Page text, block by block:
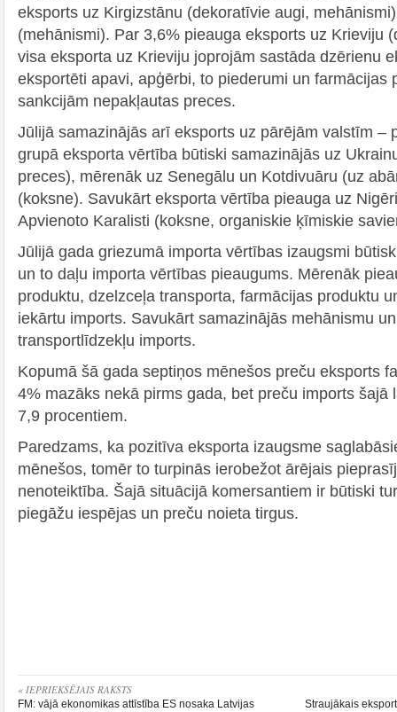
eksports uz Kirgizstānu (dekoratīvie augi,
(mehānismi). Par 3,6% pieauga eksports uz Krieviju
visa eksporta uz Krieviju joprojām sastāda dzērienu
eksportēti apavi, apģērbi, to piederumi un farmācijas
sankcijām nepakļautas preces.
Jūlijā samazinājās arī eksports uz pārējām valstīm –
grupā eksporta vērtība būtiski samazinājās uz
preces), mērenāk uz Senegālu un Kotdivuāru (uz
(koksne). Savukārt eksporta vērtība pieauga uz
Apvienoto Karalisti (koksne, organiskie ķīmiskie
Jūlijā gada griezumā importa vērtības izaugsmi
un to daļu importa vērtības pieaugums. Mērenāk
produktu, dzelzceļa transporta, farmācijas produktu
iekārtu imports. Savukārt samazinājās mehānismu
transportlīdzekļu imports.
Kopumā šā gada septiņos mēnešos preču eksports
4% mazāks nekā pirms gada, bet preču imports šajā
7,9 procentiem.
Paredzams, ka pozitīva eksporta izaugsme
mēnešos, tomēr to turpinās ierobežot ārējais
nenoteiktība. Šajā situācijā komersantiem ir būtiski
piegāžu iespējas un preču noieta tirgus.
« IEPRIEKŠĒJAIS RAKSTS
FM: vājā ekonomikas attīstība ES nosaka Latvijas
Straujākais